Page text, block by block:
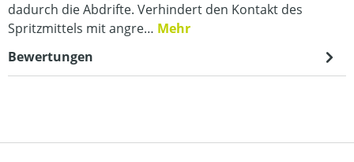
dadurch die Abdrifte. Verhindert den Kontakt des
Spritzmittels mit angre… Mehr
Bewertungen